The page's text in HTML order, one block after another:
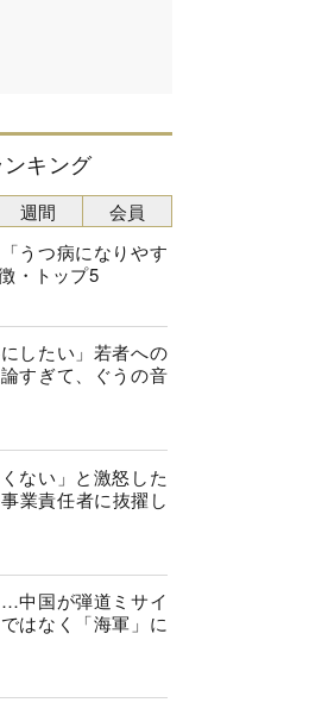
キング
うつ病になりやす
・トップ5
したい」若者への
すぎて、ぐうの音
ない」と激怒した
業責任者に抜擢し
中国が弾道ミサイ
はなく「海軍」に
週間 会員